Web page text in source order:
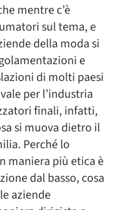
mentre c’è
sul tema, e
della moda si
e
di molti paesi
per l’industria
finali, infatti,
si muova dietro il
Perché lo
maniera più etica è
dal basso, cosa
aziende